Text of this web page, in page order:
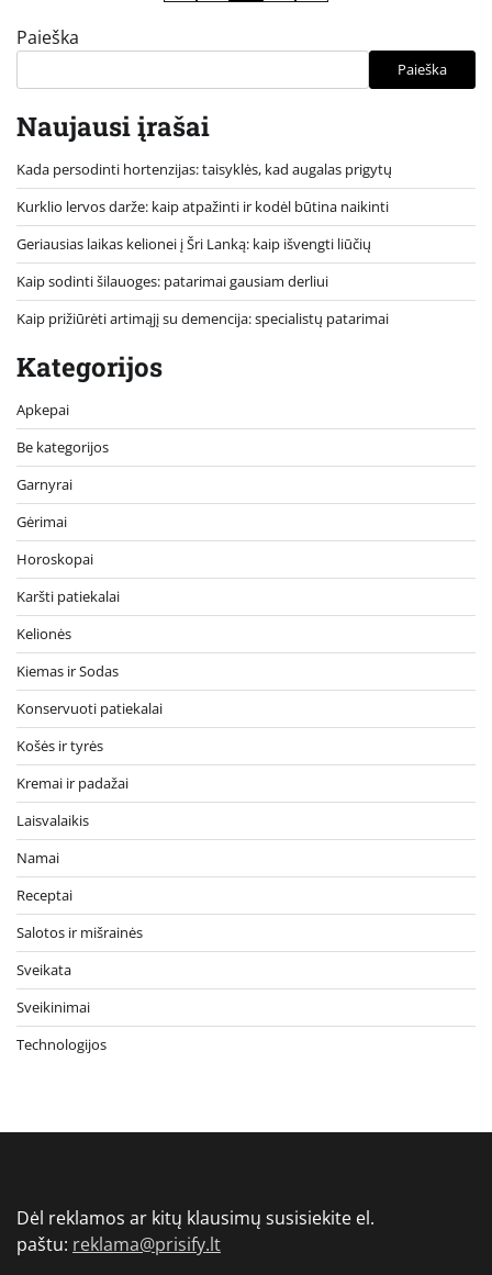
puslapiavimas
Paieška
Paieška
Naujausi įrašai
Kada persodinti hortenzijas: taisyklės, kad augalas prigytų
Kurklio lervos darže: kaip atpažinti ir kodėl būtina naikinti
Geriausias laikas kelionei į Šri Lanką: kaip išvengti liūčių
Kaip sodinti šilauoges: patarimai gausiam derliui
Kaip prižiūrėti artimąjį su demencija: specialistų patarimai
Kategorijos
Apkepai
Be kategorijos
Garnyrai
Gėrimai
Horoskopai
Karšti patiekalai
Kelionės
Kiemas ir Sodas
Konservuoti patiekalai
Košės ir tyrės
Kremai ir padažai
Laisvalaikis
Namai
Receptai
Salotos ir mišrainės
Sveikata
Sveikinimai
Technologijos
Dėl reklamos ar kitų klausimų susisiekite el.
paštu: reklama@prisify.lt